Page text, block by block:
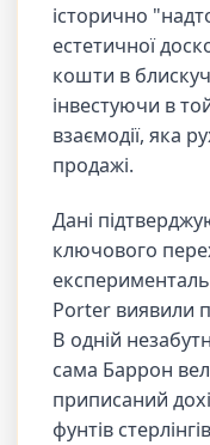
історично
естетичної
кошти в
інвестуючи в
взаємодії, яка
продажі.
Дані
ключового
Porter виявили
В одній
сама Баррон
приписаний
фунтів